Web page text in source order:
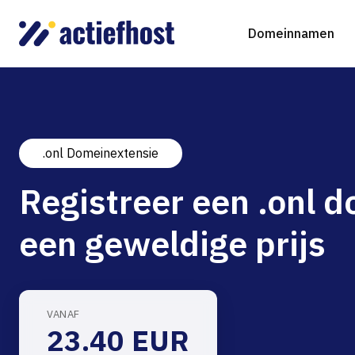
Domeinnamen
Domeinnaam registreren
Domeinnaam verhuizen
gTLD-extensies
Webhosting
NGINX Hosting
Virtual Servers
Beheerde Cloud Virtuele Server
.onl Domeinextensie
Registreer een .onl
een geweldige prijs
VANAF
23.40 EUR